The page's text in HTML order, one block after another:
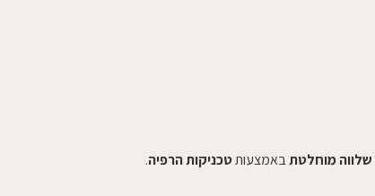
שלווה מוחלטתבאמצעותטכניקות הרפיה.